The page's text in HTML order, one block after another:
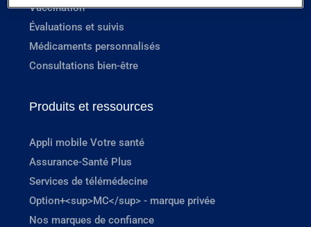
Vaccination
Évaluations et suivis
Médicaments personnalisés
Consultations bien-être
Produits et ressources
Appli mobile Votre santé
Assurance-Santé Plus
Services de télémédecine
Option+<sup>MC</sup> - marque privée
Nos marques de confiance